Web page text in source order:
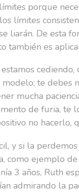
porque
límites
liarán. De esta
también es
modelo; te
mucha
de furia, te
no hacerlo,
y si la
como ejemplo
3 años, Ruth
admirando la